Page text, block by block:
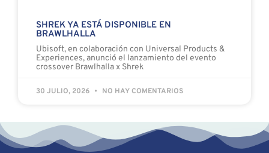
SHREK YA ESTÁ DISPONIBLE EN
BRAWLHALLA
Ubisoft, en colaboración con Universal Products &
Experiences, anunció el lanzamiento del evento
crossover Brawlhalla x Shrek
30 JULIO, 2026 NO HAY COMENTARIOS